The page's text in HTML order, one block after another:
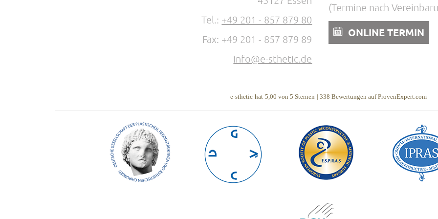
Tel.: +49 201 - 857 879 80
Fax: +49 201 - 857 879 89
info@e-sthetic.de
(Termine nach
ONLINE TERMIN
e-sthetic hat 5,00 von 5 Sternen 338 Bewertungen auf ProvenExpert.com